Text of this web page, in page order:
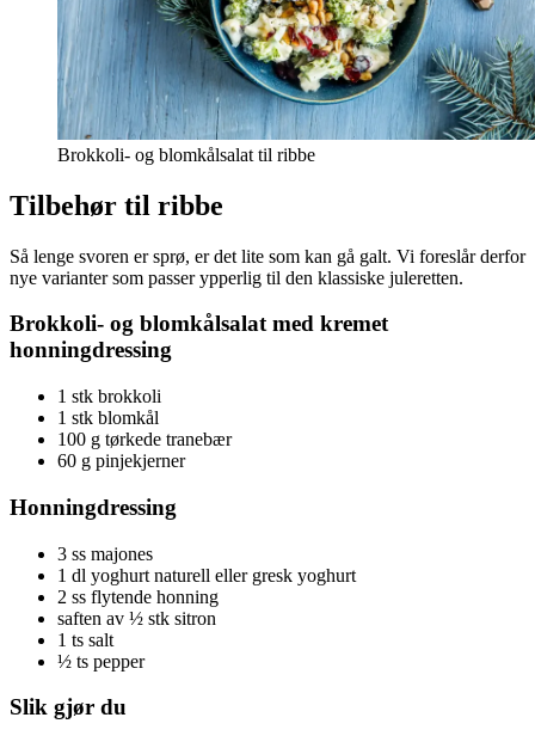
Brokkoli- og blomkålsalat til ribbe
Tilbehør til ribbe
Så lenge svoren er sprø, er det lite som kan gå galt. Vi foreslår derfor
nye varianter som passer ypperlig til den klassiske juleretten.
Brokkoli- og blomkålsalat med kremet
honningdressing
1 stk brokkoli
1 stk blomkål
100 g tørkede tranebær
60 g pinjekjerner
Honningdressing
3 ss majones
1 dl yoghurt naturell eller gresk yoghurt
2 ss flytende honning
saften av ½ stk sitron
1 ts salt
½ ts pepper
Slik gjør du